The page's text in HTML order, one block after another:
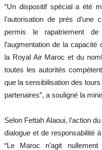
“Un dispositif spécial a été
l’autorisation de près
permis le rapatriement
l’augmentation de la
la Royal Air Maroc et du
toutes les autorités
que la sensibilisation des
partenaires”, a souligné la
Selon Fettah Alaoui, l’action
dialogue et de responsabilité
“Le Maroc n’agit